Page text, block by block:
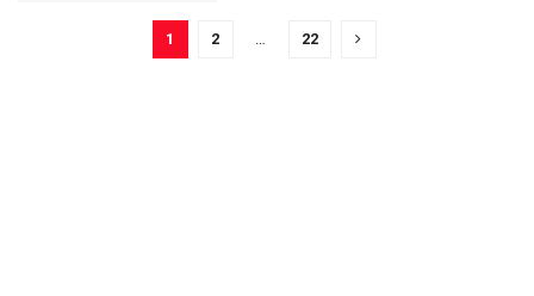
1 2 … 22